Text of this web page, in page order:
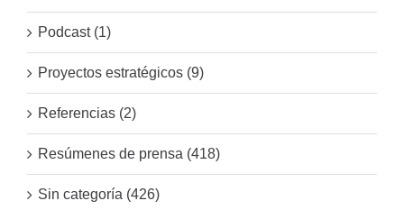
Podcast (1)
Proyectos estratégicos (9)
Referencias (2)
Resúmenes de prensa (418)
Sin categoría (426)